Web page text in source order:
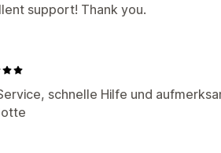
support! Thank you.
schnelle Hilfe und